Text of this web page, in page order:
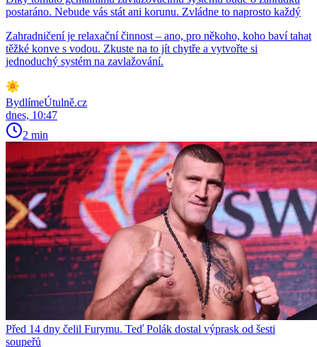
postaráno. Nebude vás stát ani korunu. Zvládne to naprosto každý
Zahradničení je relaxační činnost – ano, pro někoho, koho baví tahat
těžké konve s vodou. Zkuste na to jít chytře a vytvořte si
jednoduchý systém na zavlažování.
BydlímeÚtulně.cz
dnes, 10:47
2 min
Před 14 dny čelil Furymu. Teď Polák dostal výprask od šesti
soupeřů